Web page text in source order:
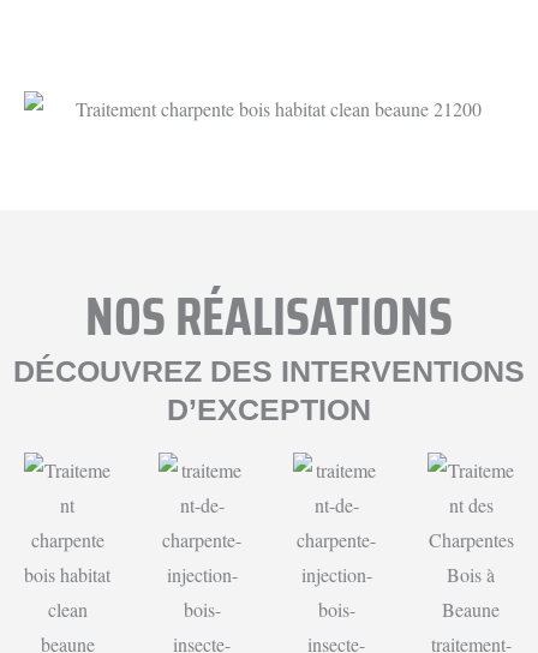
NOS RÉALISATIONS
DÉCOUVREZ DES INTERVENTIONS
D’EXCEPTION